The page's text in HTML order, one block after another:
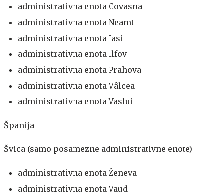
administrativna enota Covasna
administrativna enota Neamt
administrativna enota Iasi
administrativna enota Ilfov
administrativna enota Prahova
administrativna enota Vâlcea
administrativna enota Vaslui
Španija
Švica (samo posamezne administrativne enote)
administrativna enota Ženeva
administrativna enota Vaud